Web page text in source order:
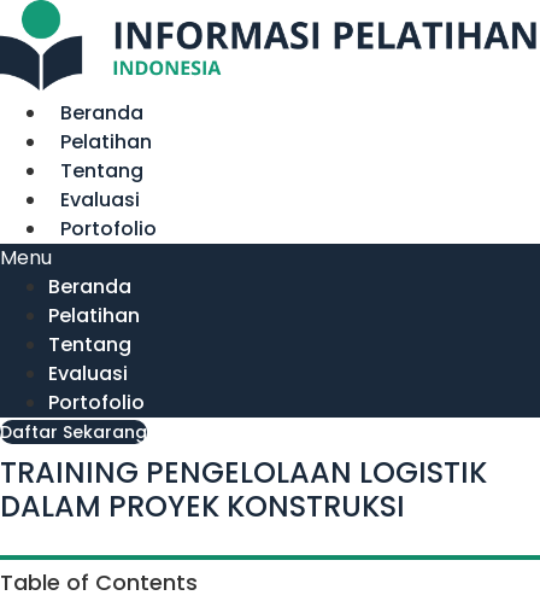
Lewati
ke
konten
Beranda
Pelatihan
Tentang
Evaluasi
Portofolio
Menu
Beranda
Pelatihan
Tentang
Evaluasi
Portofolio
Daftar Sekarang
TRAINING PENGELOLAAN LOGISTIK
DALAM PROYEK KONSTRUKSI
Table of Contents